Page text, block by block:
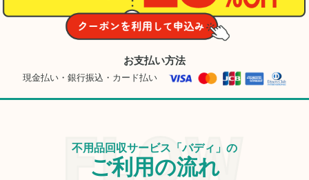
お支払い方法
現金払い・銀行振込・カード払い
不用品回収サービス「バディ」の
ご利用の流れ